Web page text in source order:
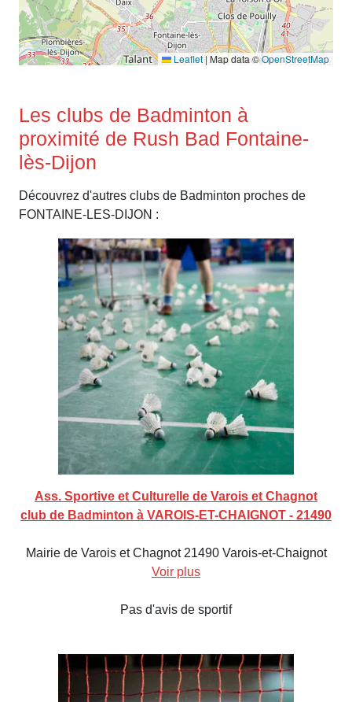
Leaflet|Map data ©OpenStreetMap
Les clubs de Badminton à
proximité de Rush Bad Fontaine-
lès-Dijon
Découvrez d'autres clubs de Badminton proches de
FONTAINE-LES-DIJON :
Ass. Sportive et Culturelle de Varois et Chagnot
club de Badminton à VAROIS-ET-CHAIGNOT - 21490
Mairie de Varois et Chagnot 21490 Varois-et-Chaignot
Voir plus
Pas d'avis de sportif